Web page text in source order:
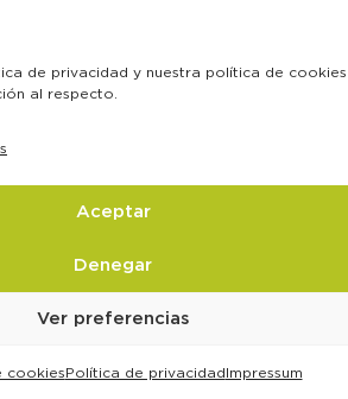
de privacidad y nuestra política de
al respecto.
Aceptar
Denegar
Ver preferencias
cookiesPolítica de privacidadImpressum